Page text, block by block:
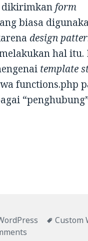
dikirimkan form
biasa
design
hal itu.
template
functions.php
POST dan GET
Tags
Custom